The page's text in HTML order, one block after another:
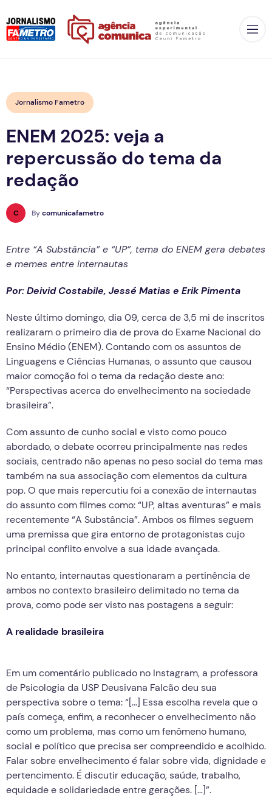
Jornalismo Fametro
ENEM 2025: veja a
repercussão do tema da
redação
C Bycomunicafametro
Entre “A Substância” e “UP”, tema do ENEM gera debates
e memes entre internautas
Por: Deivid Costabile, Jessé Matias e Erik Pimenta
Neste último domingo, dia 09, cerca de 3,5 mi de inscritos
realizaram o primeiro dia de prova do Exame Nacional do
Ensino Médio (ENEM). Contando com os assuntos de
Linguagens e Ciências Humanas, o assunto que causou
maior comoção foi o tema da redação deste ano:
“Perspectivas acerca do envelhecimento na sociedade
brasileira”.
Com assunto de cunho social e visto como pouco
abordado, o debate ocorreu principalmente nas redes
sociais, centrado não apenas no peso social do tema mas
também na sua associação com elementos da cultura
pop. O que mais repercutiu foi a conexão de internautas
do assunto com filmes como: “UP, altas aventuras” e mais
recentemente “A Substância”. Ambos os filmes seguem
uma premissa que gira entorno de protagonistas cujo
principal conflito envolve a sua idade avançada.
No entanto, internautas questionaram a pertinência de
ambos no contexto brasileiro delimitado no tema da
prova, como pode ser visto nas postagens a seguir:
A realidade brasileira
Em um comentário publicado no Instagram, a professora
de Psicologia da USP Deusivana Falcão deu sua
perspectiva sobre o tema: “[…] Essa escolha revela que o
país começa, enfim, a reconhecer o envelhecimento não
como um problema, mas como um fenômeno humano,
social e político que precisa ser compreendido e acolhido.
Falar sobre envelhecimento é falar sobre vida, dignidade e
pertencimento. É discutir educação, saúde, trabalho,
equidade e solidariedade entre gerações. […]”.